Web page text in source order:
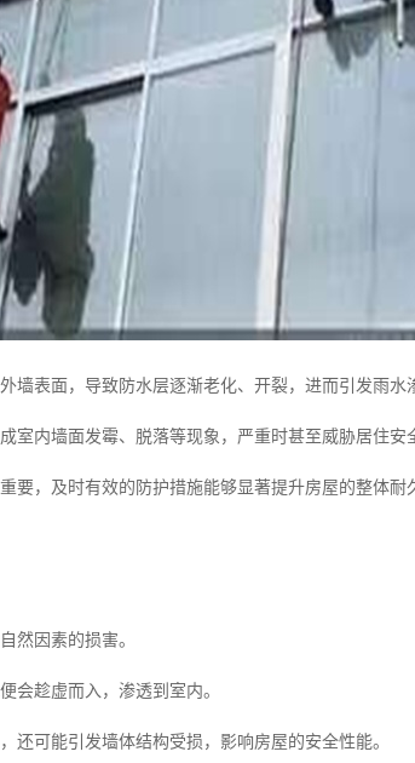
墙表面，导致防水层逐渐老化、开裂，进而引发雨水
室内墙面发霉、脱落等现象，严重时甚至威胁居住安
要，及时有效的防护措施能够显著提升房屋的整体耐
然因素的损害。
会趁虚而入，渗透到室内。
还可能引发墙体结构受损，影响房屋的安全性能。